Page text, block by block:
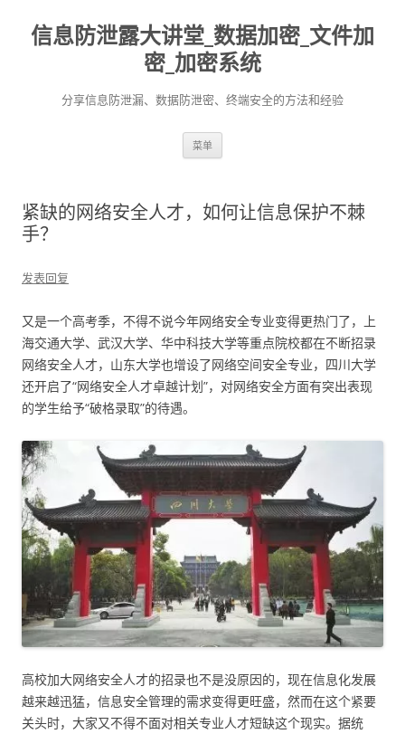
信息防泄露大讲堂_数据加密_文件加
密_加密系统
分享信息防泄漏、数据防泄密、终端安全的方法和经验
菜单
紧缺的网络安全人才，如何让信息保护不棘
手？
发表回复
又是一个高考季，不得不说今年网络安全专业变得更热门了，上
海交通大学、武汉大学、华中科技大学等重点院校都在不断招录
网络安全人才，山东大学也增设了网络空间安全专业，四川大学
还开启了“网络安全人才卓越计划”，对网络安全方面有突出表现
的学生给予“破格录取”的待遇。
高校加大网络安全人才的招录也不是没原因的，现在信息化发展
越来越迅猛，信息安全管理的需求变得更旺盛，然而在这个紧要
关头时，大家又不得不面对相关专业人才短缺这个现实。据统